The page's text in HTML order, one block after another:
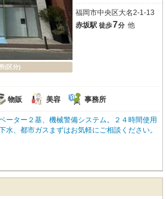
(区分)
福岡市中央区大名2-1-13
赤坂駅 徒歩7分 他
物販 美容 事務所
ター２基、機械警備システム。２４時間使用
水、都市ガスまずはお気軽にご相談ください。